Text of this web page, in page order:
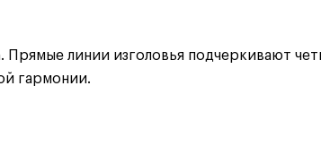
Прямые линии изголовья подчеркивают
гармонии.